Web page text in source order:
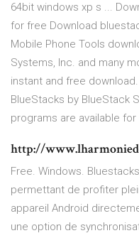
64bit windows xp s ...
for free Download
Mobile Phone Tools
Systems, Inc. and many
instant and free
BlueStacks by BlueStack
programs are available
http://
Free. Windows.
permettant de profiter
appareil Android
une option de